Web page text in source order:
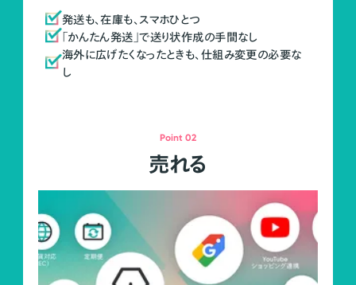
発送も、在庫も、スマホひとつ
「かんたん発送」で送り状作成の手間なし
海外に広げたくなったときも、仕組み変更の必要な
し
Point 02
売れる